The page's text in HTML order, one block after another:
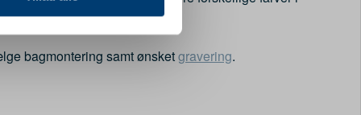
oplysninger, du har givet
bagmontering samt ønsketgravering.